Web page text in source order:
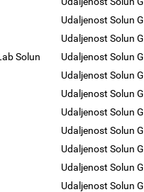
Udaljenost Solun
Udaljenost Solun
Solun
Udaljenost Solun
Udaljenost Solun
Udaljenost Solun
Udaljenost Solun
Udaljenost Solun
Udaljenost Solun
Udaljenost Solun
Udaljenost Solun